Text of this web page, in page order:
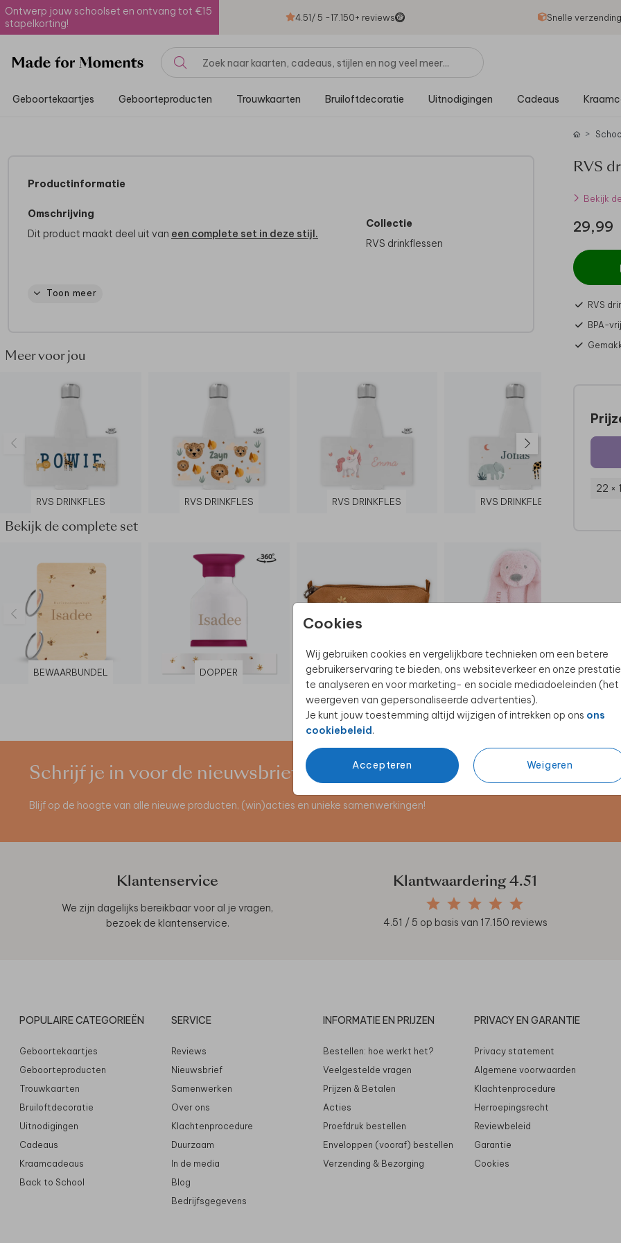
Ontwerp jouw schoolset en ontvang tot €15
stapelkorting!
4.51/ 5 -17.150+ reviews Snelle
Geboortekaartjes Geboorteproducten Trouwkaarten Bruiloftdecoratie Uitnodigingen Cadeaus
Cookies
Wij gebruiken cookies en vergelijkbare technieken om een betere
gebruikerservaring te bieden, ons websiteverkeer en onze
te analyseren en voor marketing- en sociale mediadoeleinden (het
weergeven van gepersonaliseerde advertenties).
Je kunt jouw toestemming altijd wijzigen of intrekken op ons ons
cookiebeleid.
Accepteren Weigeren
Productinformatie
Omschrijving
Dit product maakt deel uit van een complete set in deze stijl.
Specificaties
- Rondom bedrukt
- Dubbelwandig
- 24 uur koud & 12 uur warm
Toon meer
Collectie
RVS drinkflessen
Meer voor jou
RVS DRINKFLES RVS DRINKFLES RVS DRINKFLES RVS DRINKFLES
Bekijk de complete set
BEWAARBUNDEL DOPPER ETUI HAPPY HORSE
RVS
Bekijk
29,99
RVS
BPA-vrij
22 ×
Schrijf je in voor de nieuwsbrief
Blijf op de hoogte van alle nieuwe producten, (win)acties en unieke samenwerkingen!
Klantenservice
We zijn dagelijks bereikbaar voor al je vragen,
bezoek de klantenservice.
Klantwaardering4.51
4.51 / 5 op basis van 17.150 reviews
POPULAIRE CATEGORIEËN
Geboortekaartjes
Geboorteproducten
Trouwkaarten
Bruiloftdecoratie
Uitnodigingen
Cadeaus
Kraamcadeaus
Back to School
SERVICE
Reviews
Nieuwsbrief
Samenwerken
Over ons
Klachtenprocedure
Duurzaam
In de media
Blog
Bedrijfsgegevens
INFORMATIE EN PRIJZEN
Bestellen: hoe werkt het?
Veelgestelde vragen
Prijzen & Betalen
Acties
Proefdruk bestellen
Enveloppen (vooraf) bestellen
Verzending & Bezorging
PRIVACY EN GARANTIE
Privacy statement
Algemene voorwaarden
Klachtenprocedure
Herroepingsrecht
Reviewbeleid
Garantie
Cookies